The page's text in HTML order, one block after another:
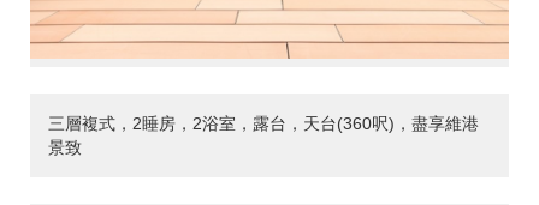
三層複式，2睡房，2浴室，露台，天台(360呎)，盡享維港
景致